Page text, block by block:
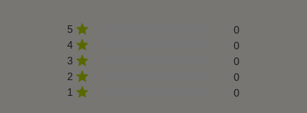
5
0
4
0
3
0
2
0
1
0